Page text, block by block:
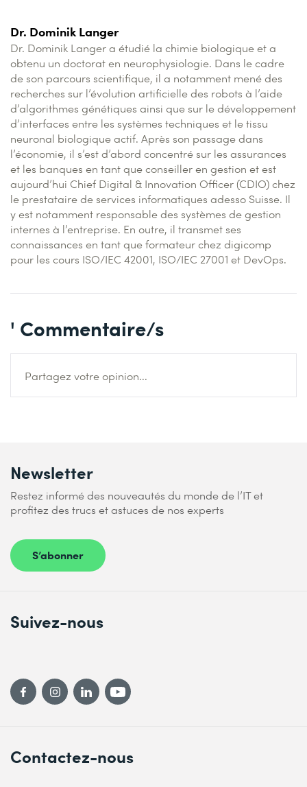
Dr. Dominik Langer
Dr. Dominik Langer a étudié la chimie biologique et a
obtenu un doctorat en neurophysiologie. Dans le cadre
de son parcours scientifique, il a notamment mené des
recherches sur l’évolution artificielle des robots à l’aide
d’algorithmes génétiques ainsi que sur le développement
d’interfaces entre les systèmes techniques et le tissu
neuronal biologique actif. Après son passage dans
l’économie, il s’est d’abord concentré sur les assurances
et les banques en tant que conseiller en gestion et est
aujourd’hui Chief Digital & Innovation Officer (CDIO) chez
le prestataire de services informatiques adesso Suisse. Il
y est notamment responsable des systèmes de gestion
internes à l’entreprise. En outre, il transmet ses
connaissances en tant que formateur chez digicomp
pour les cours ISO/IEC 42001, ISO/IEC 27001 et DevOps.
' Commentaire/s
Partagez votre opinion...
Newsletter
Restez informé des nouveautés du monde de l’IT et
profitez des trucs et astuces de nos experts
S’abonner
Contactez-nous
Suivez-nous